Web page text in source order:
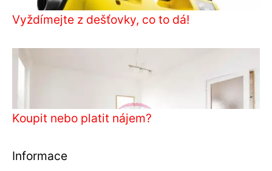
Vyždímejte z dešťovky, co to dá!
Koupit nebo platit nájem?
Informace